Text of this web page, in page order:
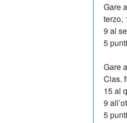
Gare
terzo,
9 al
5
Gare
Clas.
15 al
9
5